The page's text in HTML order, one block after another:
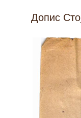
Допис